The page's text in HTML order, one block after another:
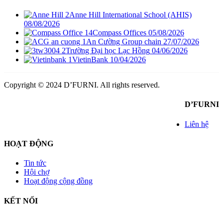
Anne Hill International School (AHIS)
08/08/2026
Compass Offices 05/08/2026
An Cường Group chain 27/07/2026
Trường Đại học Lạc Hồng 04/06/2026
VietinBank 10/04/2026
Copyright © 2024 D’FURNI. All rights reserved.
D’FURNI
Liên hệ
HOẠT ĐỘNG
Tin tức
Hội chợ
Hoạt động cộng đồng
KẾT NỐI